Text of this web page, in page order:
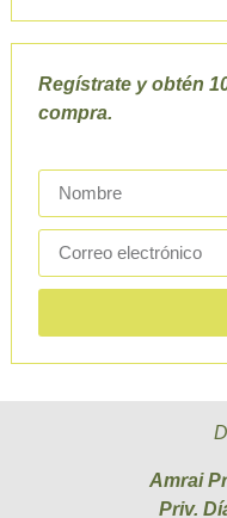
Regístrate y obtén
compra.
Amrai
Priv.